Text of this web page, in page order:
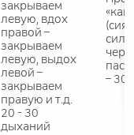
закрываем
левую, вдох
правой –
закрываем
левую, выдох
левой –
закрываем
правую и т.д.
20 - 30
дыханий
– 30